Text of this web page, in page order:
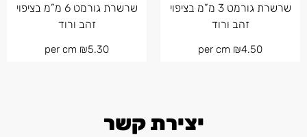
שרשרת גורמט 3 מ”מ בציפוי
זהב ורוד
₪4.50
שרשרת גורמט 6 מ”מ בציפוי
זהב ורוד
₪5.30
יצירת קשר